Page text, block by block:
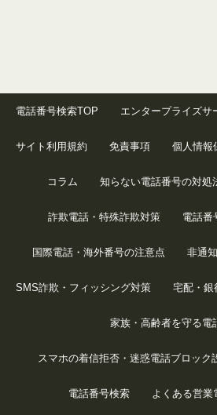
電話番号検索TOP エンタープライズサ
サイト利用規約 免責事項 個人情報
コラム 知らない電話番号の対処
詐欺電話・特殊詐欺対策 電話番
国際電話・海外番号の注意点 非通
SMS詐欺・フィッシング対策 宅配・銀
家族・高齢者を守る電
スマホの着信拒否・迷惑電話ブロック
電話番号検索 よくある営業